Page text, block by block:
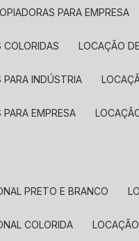
PARA EMPRESA
COLORIDAS LOCAÇÃO
PARA INDÚSTRIA
PARA EMPRESA
PRETO E BRANCO
COLORIDA